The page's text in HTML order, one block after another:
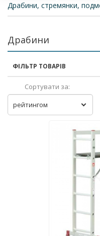
Драбини, стремянки,
ФІЛЬТР ТОВАРІВ
Драбини
Сортувати за:
рейтингом